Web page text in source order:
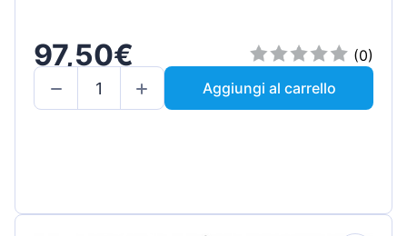
97,50€
(0)
Aggiungi al carrello